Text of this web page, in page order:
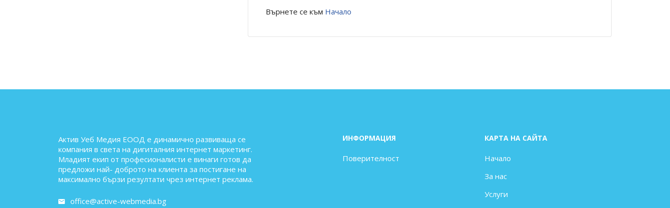
Върнете се към Начало
Актив Уеб Медия ЕООД е динамично развиваща се
компания в света на дигиталния интернет маркетинг.
Младият екип от професионалисти е винаги готов да
предложи най- доброто на клиента за постигане на
максимално бързи резултати чрез интернет реклама.
office@active-webmedia.bg
ИНФОРМАЦИЯ
Поверителност
КАРТА НА САЙТА
Начало
За нас
Услуги